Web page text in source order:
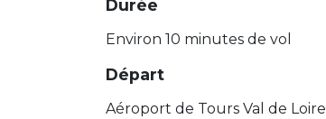
Durée
Environ 10 minutes de vol
Départ
Aéroport de Tours Val de Loire